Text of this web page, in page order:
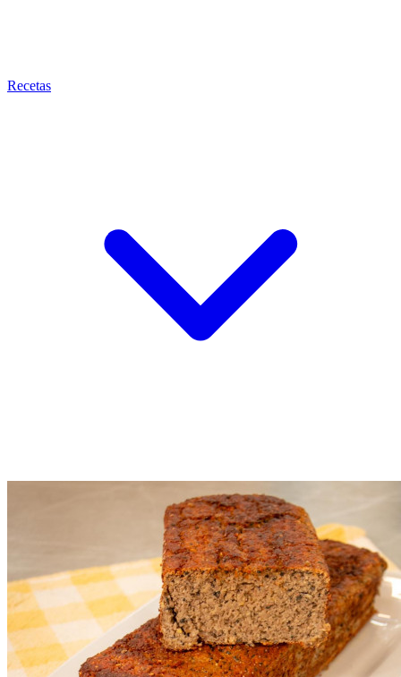
Recetas